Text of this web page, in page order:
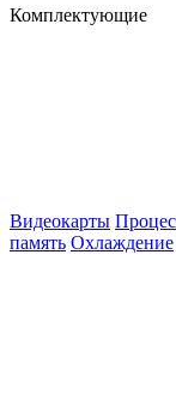
Комплектующие
Видеокарты
память Охлаждение